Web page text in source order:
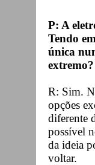
P: A
Tendo
única
extremo?
R: Sim.
opções
diferente
possível
da ideia
voltar.